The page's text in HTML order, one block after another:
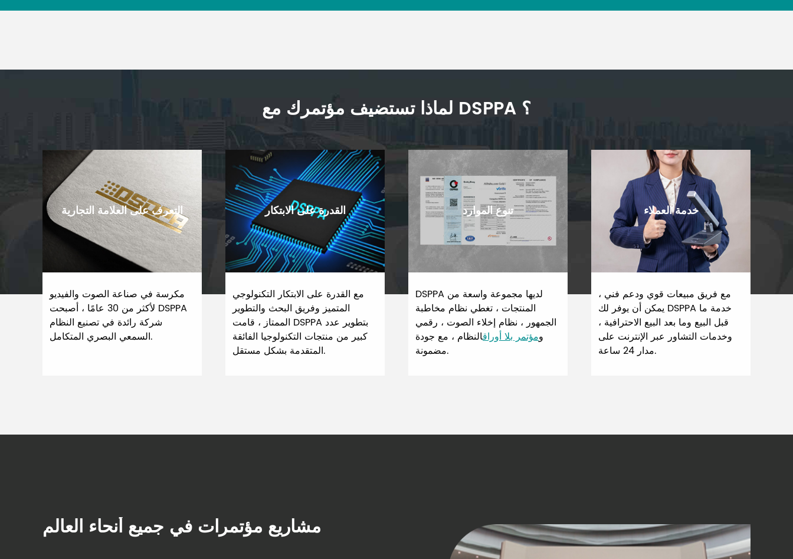
لماذا تستضيف مؤتمرك مع DSPPA ؟
التعرف على العلامة التجارية
مكرسة في صناعة الصوت والفيديو
لأكثر من 30 عامًا ، أصبحت DSPPA
شركة رائدة في تصنيع النظام
السمعي البصري المتكامل.
القدرة على الابتكار
مع القدرة على الابتكار التكنولوجي
المتميز وفريق البحث والتطوير
الممتاز ، قامت DSPPA بتطوير عدد
كبير من منتجات التكنولوجيا الفائقة
المتقدمة بشكل مستقل.
تنوع الموارد
DSPPA لديها مجموعة واسعة من
المنتجات ، تغطي نظام مخاطبة
الجمهور ، نظام إخلاء الصوت ، رقمي
ومؤتمر بلا أوراقالنظام ، مع جودة
مضمونة.
خدمة العملاء
مع فريق مبيعات قوي ودعم فني ،
يمكن أن يوفر لك DSPPA خدمة ما
قبل البيع وما بعد البيع الاحترافية ،
وخدمات التشاور عبر الإنترنت على
مدار 24 ساعة.
مشاريع مؤتمرات في جميع أنحاء العالم